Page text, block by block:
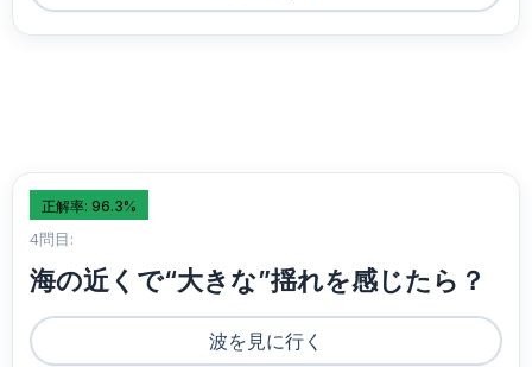
正解率: 96.3%
4問目:
海の近くで“大きな”揺れを感じたら？
波を見に行く